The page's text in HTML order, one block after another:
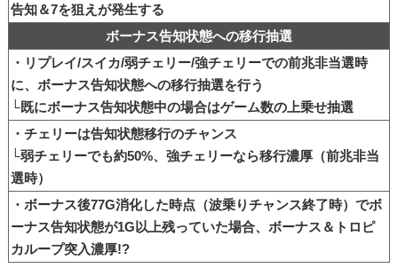
告知＆7を狙えが発生する
ボーナス告知状態への移行抽選
・リプレイ/スイカ/弱チェリー/強チェリーでの前兆非当選時
に、ボーナス告知状態への移行抽選を行う
└既にボーナス告知状態中の場合はゲーム数の上乗せ抽選
・チェリーは告知状態移行のチャンス
└弱チェリーでも約50%、強チェリーなら移行濃厚（前兆非当
選時）
・ボーナス後77G消化した時点（波乗りチャンス終了時）でボ
ーナス告知状態が1G以上残っていた場合、ボーナス＆トロピ
カループ突入濃厚!?